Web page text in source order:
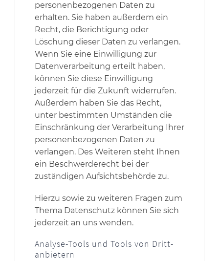
personenbezogenen Daten zu
erhalten. Sie haben außerdem ein
Recht, die Berichtigung oder
Löschung dieser Daten zu verlangen.
Wenn Sie eine Einwilligung zur
Datenverarbeitung erteilt haben,
können Sie diese Einwilligung
jederzeit für die Zukunft widerrufen.
Außerdem haben Sie das Recht,
unter bestimmten Umständen die
Einschränkung der Verarbeitung Ihrer
personenbezogenen Daten zu
verlangen. Des Weiteren steht Ihnen
ein Beschwerderecht bei der
zuständigen Aufsichtsbehörde zu.
Hierzu sowie zu weiteren Fragen zum
Thema Datenschutz können Sie sich
jederzeit an uns wenden.
Analyse-Tools und Tools von Dritt­
anbietern